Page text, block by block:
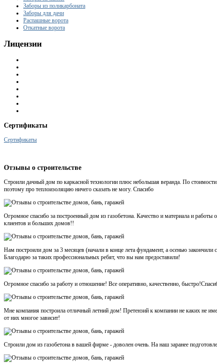
Заборы из поликарбоната
Заборы для дачи
Распашные ворота
Откатные ворота
Лицензии
Сертификаты
Сертификаты
Отзывы о строительстве
Строили дачный дом по каркасной технологии плюс небольшая веранда. По
поэтому про теплоизоляцию ничего сказать не могу. Спасибо
Огромное спасибо за построенный дом из газобетона. Качество и материала и
клиентов и больших домов!!
Нам построили дом за 3 месяцев (начали в конце лета фундамент, а осенью
Благодарю за таких профессиональных ребят, что вы нам предоставили!
Огромное спасибо за работу и отношение! Все оперативно, качественно,
Мне компания построила отличный летний дом! Претензий к компании не каких не
от них многое зависит!
Строили дом из газобетона в вашей фирме - доволен очень. На наш заранее